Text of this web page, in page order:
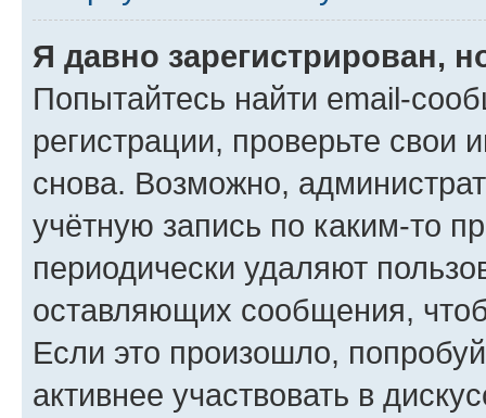
Я давно зарегистрирован,
Попытайтесь найти email-
регистрации, проверьте свои
снова. Возможно,
учётную запись по каким-то
периодически удаляют
оставляющих сообщения,
Если это произошло,
активнее участвовать в